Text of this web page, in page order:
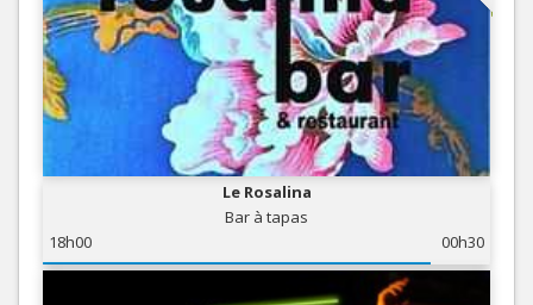
Le Rosalina
Bar à tapas
18h00
00h30